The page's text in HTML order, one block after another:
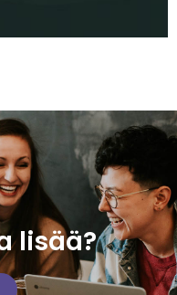
lisää?